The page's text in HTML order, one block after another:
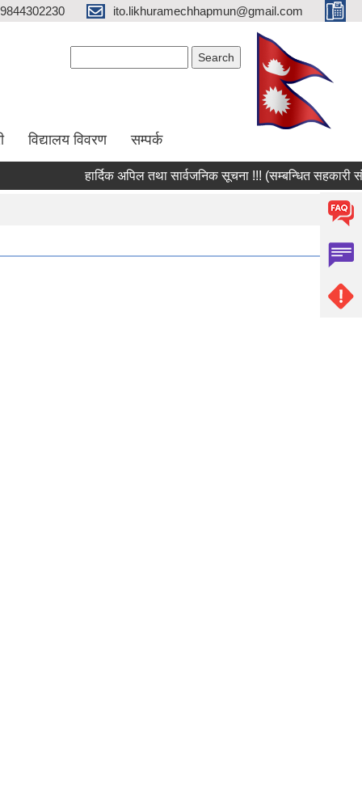
9844302230 ito.likhuramechhapmun@gmail.com
विद्यालय विवरण सम्पर्क
हार्दिक अपिल तथा सार्वजनिक सूचना !!! (सम्बन्धित सहकारी